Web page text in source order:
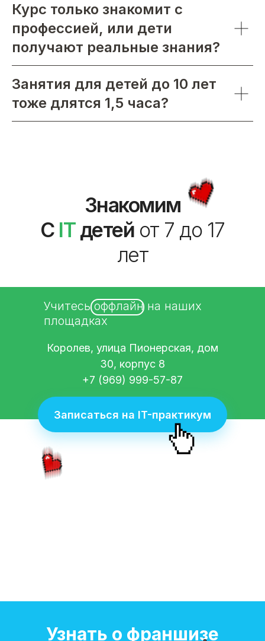
Курс только знакомит с
профессией, или дети
получают реальные знания?
Занятия для детей до 10 лет
тоже длятся 1,5 часа?
Знакомим
С IT детей от 7 до 17
лет
Королев, улица Пионерская, дом
30, корпус 8
+7 (969) 999-57-87
Записаться на IT-практикум
Учитесь оффлайн на наших
площадках
Узнать о франшизе